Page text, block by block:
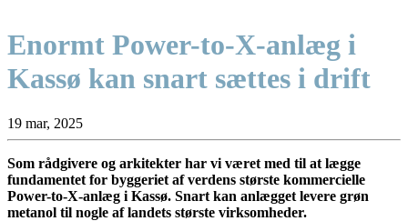
Enormt Power-to-X-anlæg i
Kassø kan snart sættes i drift
19 mar, 2025
Som rådgivere og arkitekter har vi været med til at lægge
fundamentet for byggeriet af verdens største kommercielle
Power-to-X-anlæg i Kassø. Snart kan anlægget levere grøn
metanol til nogle af landets største virksomheder.